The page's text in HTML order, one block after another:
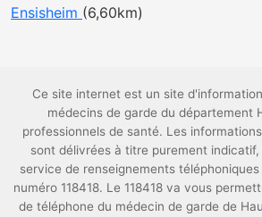
Ensisheim (6,60km)
Ce site internet est un site
médecins de garde du département
professionnels de santé. Les
sont délivrées à titre purement
service de renseignements
numéro 118418. Le 118418 va vous
de téléphone du médecin de garde de